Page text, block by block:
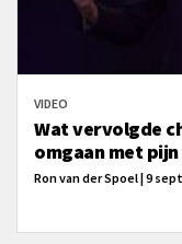
VIDEO
Wat vervolgde
omgaan met
Ron van der Spoel | 9